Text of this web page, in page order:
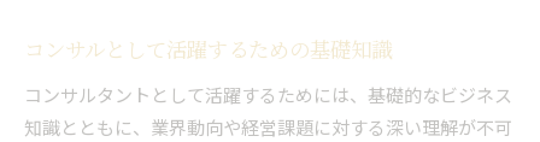
コンサルとして活躍するための基礎知識
コンサルタントとして活躍するためには、基礎的なビジネス
知識とともに、業界動向や経営課題に対する深い理解が不可